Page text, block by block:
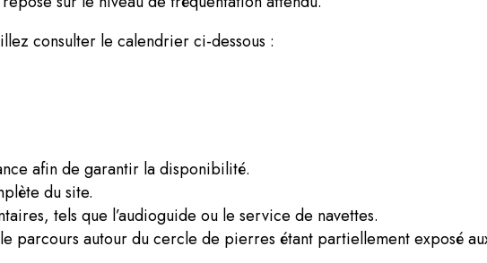
consulter le calendrier ci-dessous :
afin de garantir la disponibilité.
du site.
tels que l’audioguide ou le service de navettes.
parcours autour du cercle de pierres étant partiellement exposé